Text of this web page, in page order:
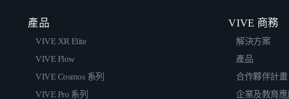
產品
VIVE XR Elite
VIVE Flow
VIVE Cosmos 系列
VIVE Pro 系列
VIVE 商務
解決方案
產品
合作夥伴計畫
企業及教育應